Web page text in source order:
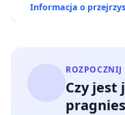
Informacja o
ROZPOCZNIJ
Czy jest